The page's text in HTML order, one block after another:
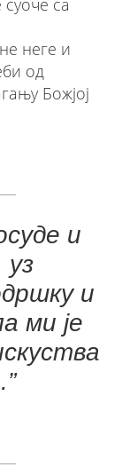
са
неге и
од
Божјој
и
уз
и
ми је